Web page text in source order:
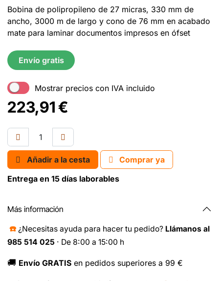
Bobina de polipropileno de 27 micras, 330 mm de
ancho, 3000 m de largo y cono de 76 mm en acabado
mate para laminar documentos impresos en ófset
Envío gratis
Mostrar precios con IVA incluido
223,91€
Añadir a la cesta
Comprar ya
Entrega en 15 días laborables
Más información
☎️ ¿Necesitas ayuda para hacer tu pedido? Llámanos al
985 514 025 · De 8:00 a 15:00 h
🚚 Envío GRATIS en pedidos superiores a 99 €